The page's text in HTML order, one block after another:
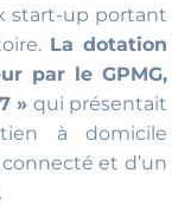
start-up portant
La dotation
par le GPMG,
» qui présentait
à domicile
et d’un